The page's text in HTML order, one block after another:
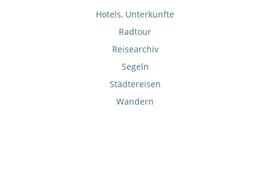
Hotels, Unterkünfte
Radtour
Reisearchiv
Segeln
Städtereisen
Wandern